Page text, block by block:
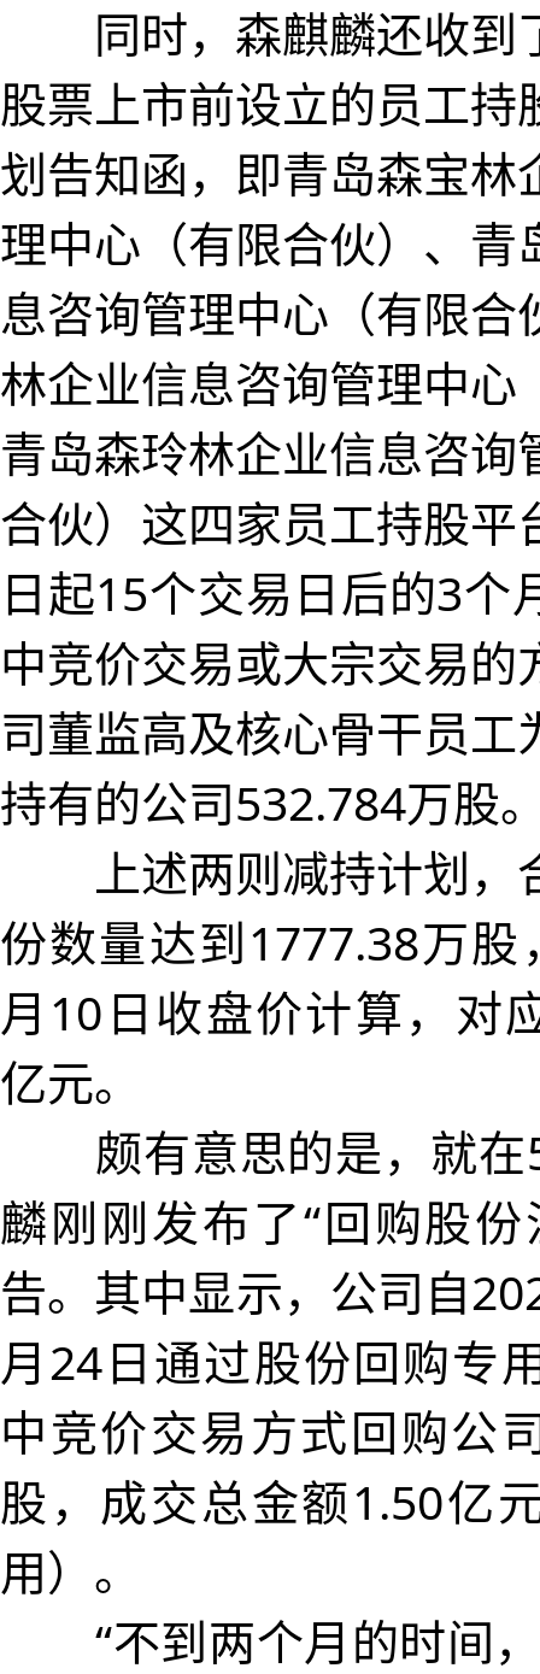
同时，森麒麟还收到
股票上市前设立的员工持
划告知函，即青岛森宝林
理中心（有限合伙）、青
息咨询管理中心（有限合
林企业信息咨询管理中心
青岛森玲林企业信息咨询
合伙）这四家员工持股平
日起15个交易日后的3个
中竞价交易或大宗交易的
司董监高及核心骨干员工
持有的公司532.784万股
上述两则减持计划，
份数量达到1777.38万
月10日收盘价计算，对
亿元。
颇有意思的是，就在
麟刚刚发布了“回购股
告。其中显示，公司自
月24日通过股份回购专
中竞价交易方式回购公
股，成交总金额1.50亿
用）。
“不到两个月的时间，